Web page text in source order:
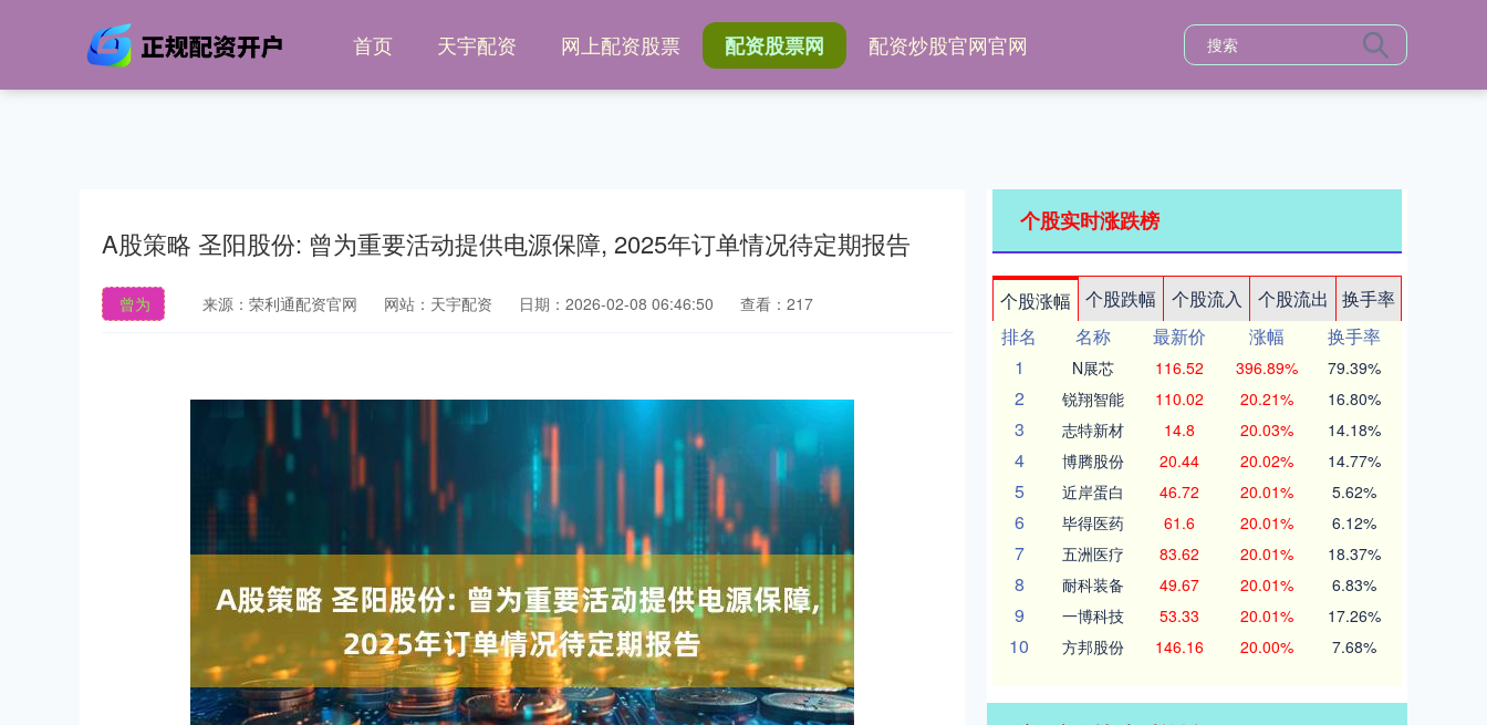
首页 天宇配资 网上配资股票 配资股票网 配资炒股官网官网
A股策略 圣阳股份: 曾为重要活动提供电源保障, 2025年订单情况待定期报告
曾为 来源：荣利通配资官网 网站：天宇配资 日期：2026-02-08 06:46:50 查看：217
个股实时涨跌榜
个股涨幅 个股跌幅 个股流入 个股流出
换手率
排名
名称 最新价 涨幅
换手率
1
N展芯 116.52 396.89% 79.39%
2 锐翔智能 110.02 20.21% 16.80%
3 志特新材 14.8 20.03% 14.18%
4 博腾股份 20.44 20.02% 14.77%
5 近岸蛋白 46.72 20.01% 5.62%
6 毕得医药 61.6 20.01% 6.12%
7 五洲医疗 83.62 20.01% 18.37%
8 耐科装备 49.67 20.01% 6.83%
9 一博科技 53.33 20.01% 17.26%
10 方邦股份 146.16 20.00% 7.68%